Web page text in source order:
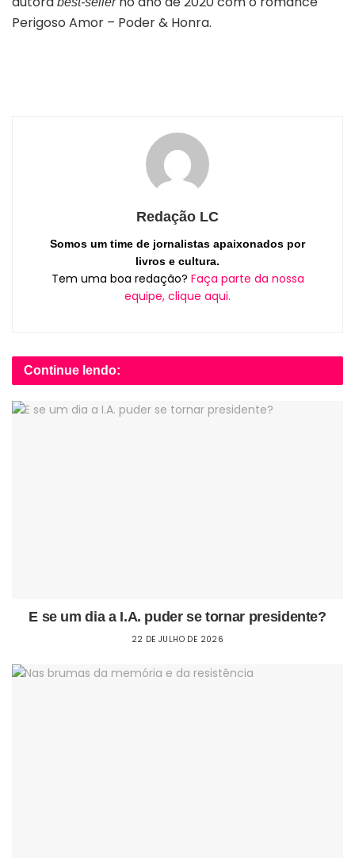
Perigoso Amor – Poder & Honra.
Redação LC
Somos um time de jornalistas apaixonados por
livros e cultura.
Tem uma boa redação? Faça parte da nossa
equipe, clique aqui.
Continue lendo:
E se um dia a I.A. puder se tornar presidente?
22 DE JULHO DE 2026